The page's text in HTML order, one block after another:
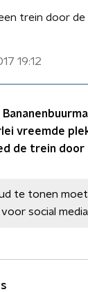
trein door
19:12
vreemde
de trein door
te tonen
voor social